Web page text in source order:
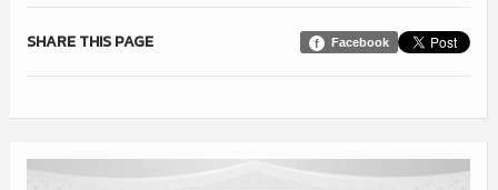
Facebook
SHARE THIS PAGE